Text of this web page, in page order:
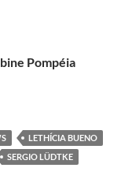
Pompéia
da checagem
LETHÍCIA BUENO
SERGIO LÜDTKE